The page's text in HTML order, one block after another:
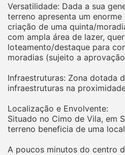
Versatilidade: Dada a sua
terreno apresenta um
criação de uma quinta/
com ampla área de lazer,
loteamento/destaque para
moradias (sujeito a
Infraestruturas: Zona dotada
infraestruturas na
Localização e Envolvente:
Situado no Cimo de Vila, em
terreno beneficia de uma
A poucos minutos do centro